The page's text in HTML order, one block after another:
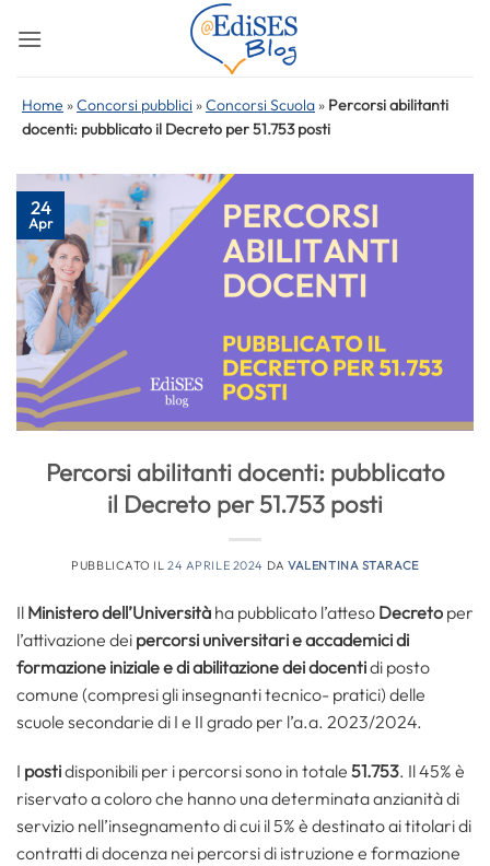
Home »Concorsi pubblici »Concorsi Scuola » Percorsi abilitanti
docenti: pubblicato il Decreto per 51.753 posti
24
Apr
Percorsi abilitanti docenti: pubblicato
il Decreto per 51.753 posti
PUBBLICATO IL24 APRILE 2024 DAVALENTINA STARACE
Il Ministero dell’Università ha pubblicato l’atteso Decreto per
l’attivazione dei percorsi universitari e accademici di
formazione iniziale e di abilitazione dei docentidi posto
comune (compresi gli insegnanti tecnico- pratici) delle
scuole secondarie di I e II grado per l’a.a. 2023/2024.
I postidisponibili per i percorsi sono in totale 51.753. Il 45% è
riservato a coloro che hanno una determinata anzianità di
servizio nell’insegnamento di cui il 5% è destinato ai titolari di
contratti di docenza nei percorsi di istruzione e formazione